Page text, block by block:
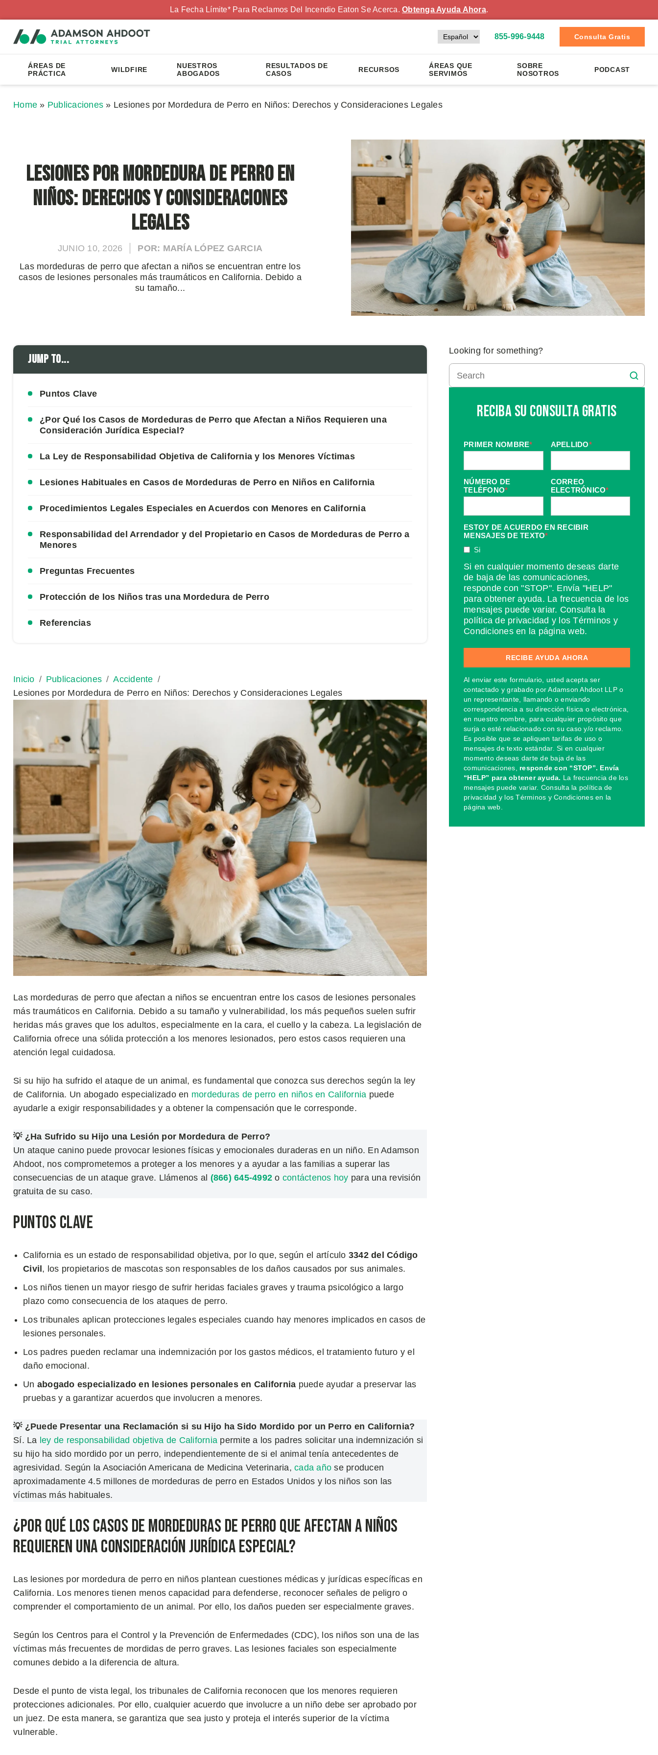
La Fecha Límite* Para Reclamos Del Incendio Eaton Se Acerca.Obtenga Ayuda Ahora.
855-996-9448 Consulta Gratis
ÁREAS DE
PRÁCTICA
WILDFIRE
NUESTROS
ABOGADOS
RESULTADOS DE
CASOS
RECURSOS
ÁREAS QUE
SERVIMOS
SOBRE
NOSOTROS
PODCAST
Home » Publicaciones » Lesiones por Mordedura de Perro en Niños: Derechos y Consideraciones Legales
Lesiones por Mordedura de Perro en
Niños: Derechos y Consideraciones
Legales
JUNIO 10, 2026
POR: MARÍA LÓPEZ GARCIA
Las mordeduras de perro que afectan a niños se encuentran entre los
casos de lesiones personales más traumáticos en California. Debido a
su tamaño...
Jump to...
Puntos Clave
¿Por Qué los Casos de Mordeduras de Perro que Afectan a Niños Requieren una
Consideración Jurídica Especial?
La Ley de Responsabilidad Objetiva de California y los Menores Víctimas
Lesiones Habituales en Casos de Mordeduras de Perro en Niños en California
Procedimientos Legales Especiales en Acuerdos con Menores en California
Responsabilidad del Arrendador y del Propietario en Casos de Mordeduras de Perro a
Menores
Preguntas Frecuentes
Protección de los Niños tras una Mordedura de Perro
Referencias
Inicio Publicaciones
Accidente
Lesiones por Mordedura de Perro en Niños: Derechos y Consideraciones Legales
Las mordeduras de perro que afectan a niños se encuentran entre los casos de lesiones personales
más traumáticos en California. Debido a su tamaño y vulnerabilidad, los más pequeños suelen sufrir
heridas más graves que los adultos, especialmente en la cara, el cuello y la cabeza. La legislación de
California ofrece una sólida protección a los menores lesionados, pero estos casos requieren una
atención legal cuidadosa.
Si su hijo ha sufrido el ataque de un animal, es fundamental que conozca sus derechos según la ley
de California. Un abogado especializado en mordeduras de perro en niños en California puede
ayudarle a exigir responsabilidades y a obtener la compensación que le corresponde.
💡 ¿Ha Sufrido su Hijo una Lesión por Mordedura de Perro?
Un ataque canino puede provocar lesiones físicas y emocionales duraderas en un niño. En Adamson
Ahdoot, nos comprometemos a proteger a los menores y a ayudar a las familias a superar las
consecuencias de un ataque grave. Llámenos al (866) 645-4992 o contáctenos hoy para una revisión
gratuita de su caso.
Puntos Clave
California es un estado de responsabilidad objetiva, por lo que, según el artículo 3342 del Código
Civil, los propietarios de mascotas son responsables de los daños causados por sus animales.
Los niños tienen un mayor riesgo de sufrir heridas faciales graves y trauma psicológico a largo
plazo como consecuencia de los ataques de perro.
Los tribunales aplican protecciones legales especiales cuando hay menores implicados en casos de
lesiones personales.
Los padres pueden reclamar una indemnización por los gastos médicos, el tratamiento futuro y el
daño emocional.
Un abogado especializado en lesiones personales en California puede ayudar a preservar las
pruebas y a garantizar acuerdos que involucren a menores.
💡 ¿Puede Presentar una Reclamación si su Hijo ha Sido Mordido por un Perro en California?
Sí. La ley de responsabilidad objetiva de California permite a los padres solicitar una indemnización si
su hijo ha sido mordido por un perro, independientemente de si el animal tenía antecedentes de
agresividad. Según la Asociación Americana de Medicina Veterinaria, cada año se producen
aproximadamente 4.5 millones de mordeduras de perro en Estados Unidos y los niños son las
víctimas más habituales.
¿Por Qué los Casos de Mordeduras de Perro que Afectan a Niños
Requieren una Consideración Jurídica Especial?
Las lesiones por mordedura de perro en niños plantean cuestiones médicas y jurídicas específicas en
California. Los menores tienen menos capacidad para defenderse, reconocer señales de peligro o
comprender el comportamiento de un animal. Por ello, los daños pueden ser especialmente graves.
Según los Centros para el Control y la Prevención de Enfermedades (CDC), los niños son una de las
víctimas más frecuentes de mordidas de perro graves. Las lesiones faciales son especialmente
comunes debido a la diferencia de altura.
Desde el punto de vista legal, los tribunales de California reconocen que los menores requieren
protecciones adicionales. Por ello, cualquier acuerdo que involucre a un niño debe ser aprobado por
un juez. De esta manera, se garantiza que sea justo y proteja el interés superior de la víctima
vulnerable.
Looking for something?
Reciba Su Consulta Gratis
PRIMER NOMBRE* APELLIDO*
NÚMERO DE
TELÉFONO*
CORREO
ELECTRÓNICO*
ESTOY DE ACUERDO EN RECIBIR
MENSAJES DE TEXTO*
Si
Si en cualquier momento deseas darte
de baja de las comunicaciones,
responde con "STOP". Envía "HELP"
para obtener ayuda. La frecuencia de los
mensajes puede variar. Consulta la
política de privacidad y los Términos y
Condiciones en la página web.
Al enviar este formulario, usted acepta ser
contactado y grabado por Adamson Ahdoot LLP o
un representante, llamando o enviando
correspondencia a su dirección física o electrónica,
en nuestro nombre, para cualquier propósito que
surja o esté relacionado con su caso y/o reclamo.
Es posible que se apliquen tarifas de uso o
mensajes de texto estándar. Si en cualquier
momento deseas darte de baja de las
comunicaciones, responde con “STOP”. Envía
“HELP” para obtener ayuda. La frecuencia de los
mensajes puede variar. Consulta la política de
privacidad y los Términos y Condiciones en la
página web.